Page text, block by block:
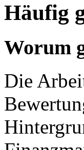
Häufig
Worum
Die